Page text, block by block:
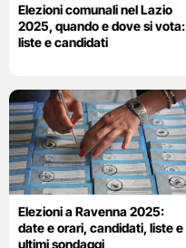
Elezioni comunali nel Lazio
2025, quando e dove si vota:
liste e candidati
Elezioni a Ravenna 2025:
date e orari, candidati, liste e
ultimi sondaggi